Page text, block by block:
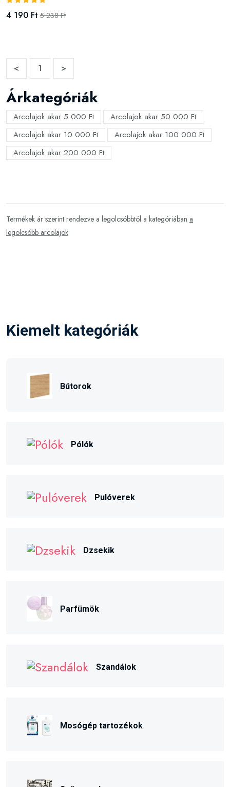
4 190 Ft 5 238 Ft
< 1 >
Árkategóriák
Arcolajok akar 5 000 Ft
Arcolajok akar 50 000 Ft
Arcolajok akar 10 000 Ft
Arcolajok akar 100 000 Ft
Arcolajok akar 200 000 Ft
Termékek ár szerint rendezve a legolcsóbbtól a kategóriában a
legolcsóbb arcolajok
Kiemelt kategóriák
Bútorok
Pólók
Pulóverek
Dzsekik
Parfümök
Szandálok
Mosógép tartozékok